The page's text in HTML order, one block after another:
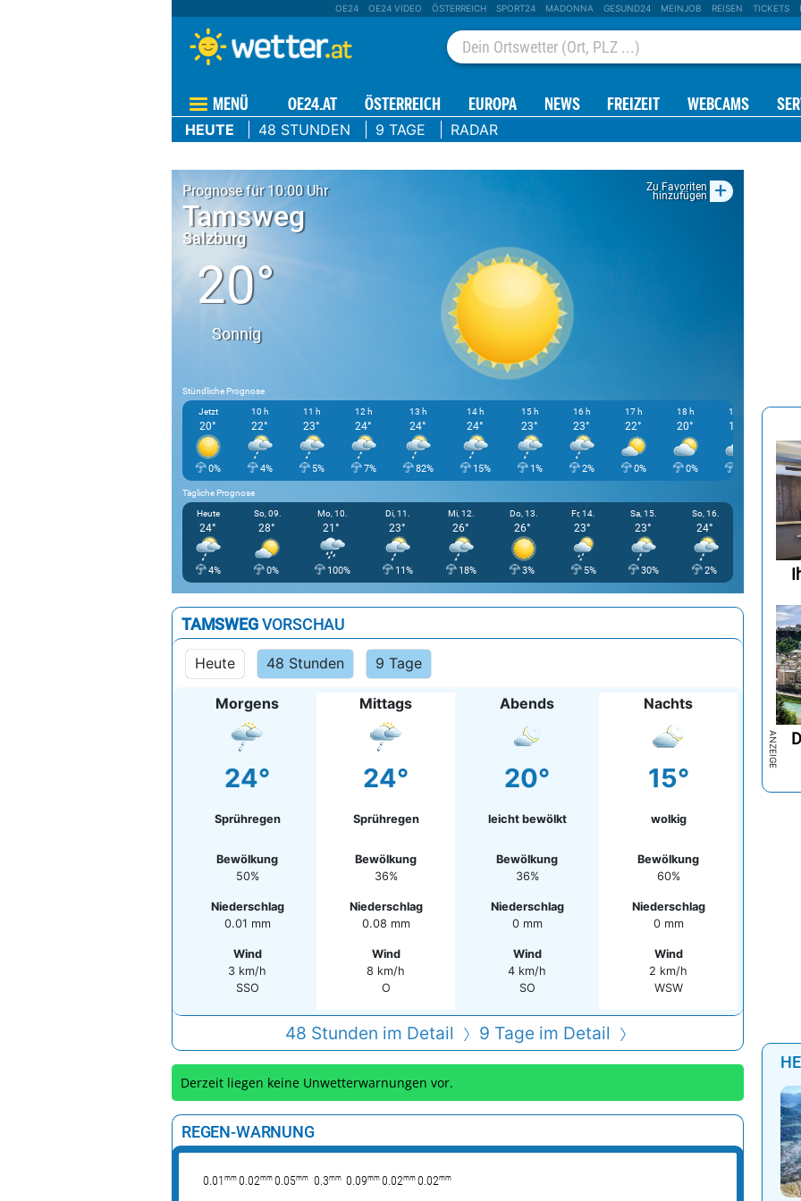
OE24 OE24 VIDEO ÖSTERREICH SPORT24 MADONNA GESUND24 MEINJOB REISEN TICKETS
MENÜ OE24.AT ÖSTERREICH EUROPA NEWS FREIZEIT WEBCAMS
HEUTE 48 STUNDEN 9 TAGE RADAR
Prognose für 10:00 Uhr Zu Favoriten
hinzufügen +
Tamsweg
Salzburg
20°
Sonnig
Stündliche Prognose
Jetzt
20°
0%
10 h
22°
4%
11 h
23°
5%
12 h
24°
7%
13 h
24°
82%
14 h
24°
15%
15 h
23°
1%
16 h
23°
2%
17 h
22°
0%
18 h
20°
0%
19 h
18°
0%
Tägliche Prognose
Heute
24°
4%
So, 09.
28°
0%
Mo, 10.
21°
100%
Di, 11.
23°
11%
Mi, 12.
26°
18%
Do, 13.
26°
3%
Fr, 14.
23°
5%
Sa, 15.
23°
30%
So, 16.
24°
2%
TAMSWEGVORSCHAU
Heute 48 Stunden 9 Tage
Morgens
24°
Sprühregen
Bewölkung
50%
Niederschlag
0.01 mm
Wind
3 km/h
SSO
Mittags
24°
Sprühregen
Bewölkung
36%
Niederschlag
0.08 mm
Wind
8 km/h
O
Abends
20°
leicht bewölkt
Bewölkung
36%
Niederschlag
0 mm
Wind
4 km/h
SO
Nachts
15°
wolkig
Bewölkung
60%
Niederschlag
0 mm
Wind
2 km/h
WSW
48 Stunden im Detail 9 Tage im Detail
Derzeit liegen keine Unwetterwarnungen vor.
REGEN-WARNUNG
0.01 mm 0.02mm 0.05mm 0.3mm 0.09mm 0.02mm 0.02mm